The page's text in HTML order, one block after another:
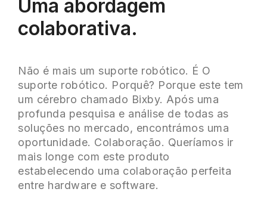
Uma abordagem
colaborativa.
Não é mais um suporte robótico. É O
suporte robótico. Porquê? Porque este tem
um cérebro chamado Bixby. Após uma
profunda pesquisa e análise de todas as
soluções no mercado, encontrámos uma
oportunidade. Colaboração. Queríamos ir
mais longe com este produto
estabelecendo uma colaboração perfeita
entre hardware e software.